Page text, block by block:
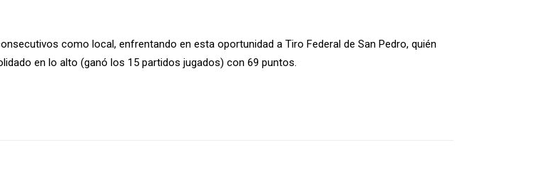
como local, enfrentando en esta oportunidad a Tiro Federal de San Pedro, quién
en lo alto (ganó los 15 partidos jugados) con 69 puntos.